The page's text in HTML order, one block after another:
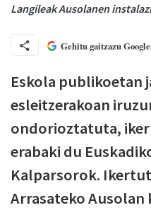
Langileak Ausolanen
Gehitu gaitzazu
Eskola publikoetan
esleitzerakoan
ondorioztatuta,
erabaki du
Kalparsorok.
Arrasateko Ausolan